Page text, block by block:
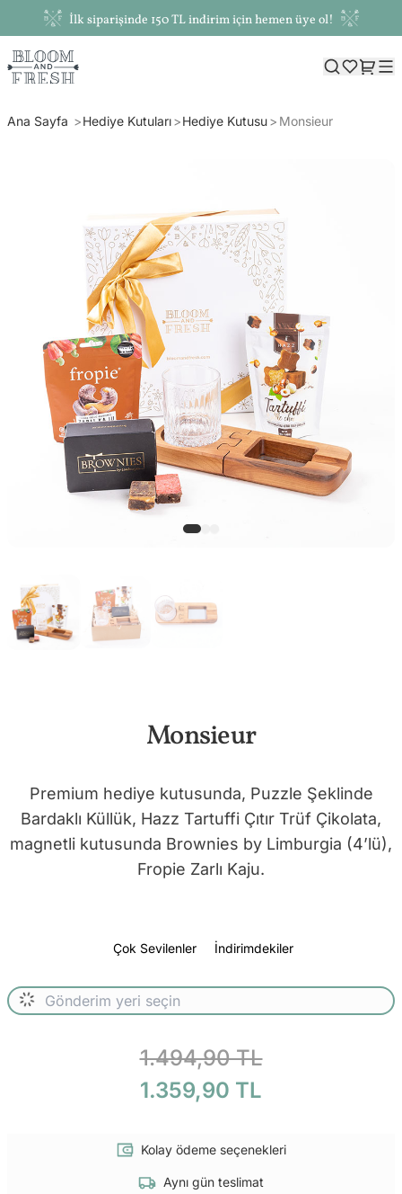
İlk siparişinde 150 TL indirim için hemen üye ol!
Ana Sayfa Hediye Kutuları Hediye Kutusu Monsieur
Monsieur
Premium hediye kutusunda, Puzzle Şeklinde
Bardaklı Küllük, Hazz Tartuffi Çıtır Trüf Çikolata,
magnetli kutusunda Brownies by Limburgia (4’lü),
Fropie Zarlı Kaju.
Çok Sevilenler İndirimdekiler
1.494,90 TL
1.359,90 TL
Kolay ödeme seçenekleri
Aynı gün teslimat